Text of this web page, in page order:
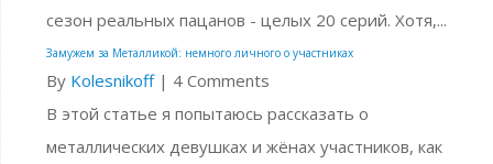
сезон реальных пацанов - целых 20 серий. Хотя,...
Замужем за Металликой: немного личного о участниках
By Kolesnikoff| 4 Comments
В этой статье я попытаюсь рассказать о
металлических девушках и жёнах участников, как